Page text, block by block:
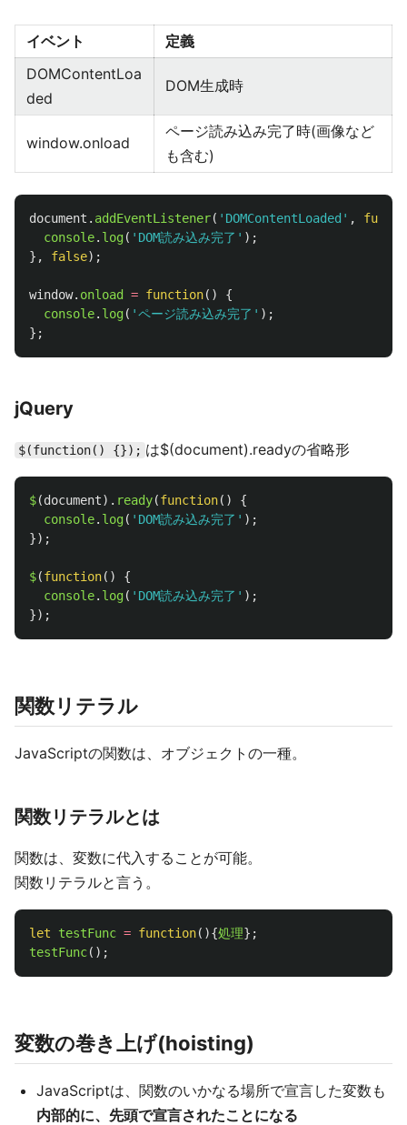
イベント
定義
DOMContentLoa
ded
DOM生成時
window.onload
ページ読み込み完了時(画像など
も含む)
document . addEventListener( ' DOMContentLoaded ' ,
console. log( ' DOM読み込み完了 ' );
},
false);
window. onload = function()
{
console. log( 'ページ読み込み完了 ' );
};
jQuery
$(function() {}); は$(document).readyの省略形
$(document). ready(function()
{
console. log( ' DOM読み込み完了 ' );
});
$(function()
{
console. log( ' DOM読み込み完了 ' );
});
関数リテラル
JavaScriptの関数は、オブジェクトの一種。
関数リテラルとは
関数は、変数に代入することが可能。
関数リテラルと言う。
let testFunc = function(){処理};
testFunc();
変数の巻き上げ(hoisting)
JavaScriptは、関数のいかなる場所で宣言した変数も
内部的に、先頭で宣言されたことになる